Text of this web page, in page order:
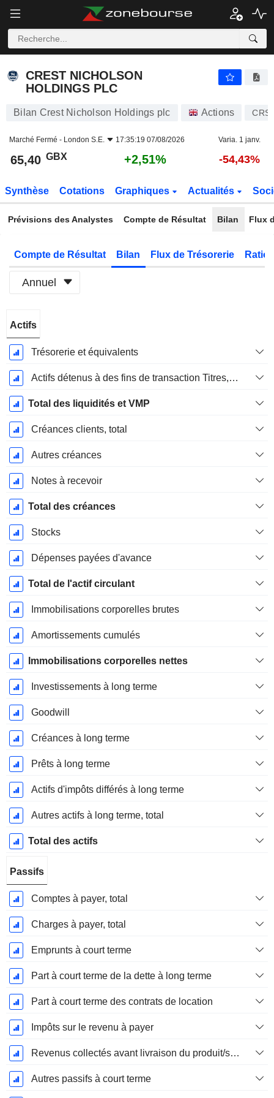
CREST NICHOLSON
HOLDINGS PLC
Bilan Crest Nicholson Holdings plc Actions
Marché Fermé - London S.E. 17:35:19 07/08/2026 Varia. 1 janv.
65,40 GBX +2,51% -54,43%
Synthèse Cotations Graphiques Actualités
Prévisions des Analystes Compte de Résultat Bilan Flux
Compte de Résultat Bilan Flux de Trésorerie
Annuel
Fiscale:
Octobre
Actifs
Trésorerie et équivalents
Actifs détenus à des fins de transaction Titres, totalActifs détenus à des fins de transactions (Trading), Total.
Total des liquidités et VMP
Créances clients, total
Autres créances
Notes à recevoir
Total des créances
Stocks
Dépenses payées d'avance
Total de l'actif circulant
Immobilisations corporelles brutes
Amortissements cumulés
Immobilisations corporelles nettes
Investissements à long terme
Goodwill
Créances à long terme
Prêts à long terme
Actifs d'impôts différés à long terme
Autres actifs à long terme, total
Total des actifs
Passifs
Comptes à payer, total
Charges à payer, total
Emprunts à court terme
Part à court terme de la dette à long terme
Part à court terme des contrats de location
Impôts sur le revenu à payer
Revenus collectés avant livraison du produit/service
Autres passifs à court terme